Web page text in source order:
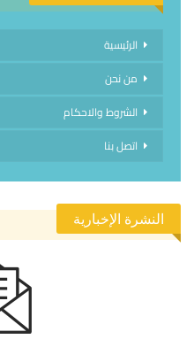
الرئيسية
من نحن
الشروط والاحكام
اتصل بنا
النشرة الإخبارية